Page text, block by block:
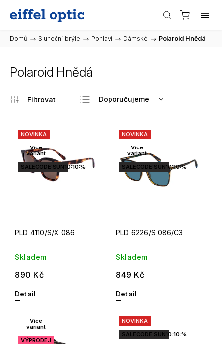
Domů / Sluneční brýle / Pohlaví / Dámské / Polaroid Hnědá
Polaroid Hnědá
Doporučujeme
Nejdražší
Nejprodávanější
Abecedně
NOVINKA
Více
variant
SALECODE:SUN10:10:%
PLD 4110/S/X 086
Skladem
890 Kč
Detail
NOVINKA
Více
variant
SALECODE:SUN10:10:%
PLD 6226/S 086/C3
Skladem
849 Kč
Detail
Více
variant
VÝPRODEJ
NOVINKA
SALECODE:SUN10:10:%